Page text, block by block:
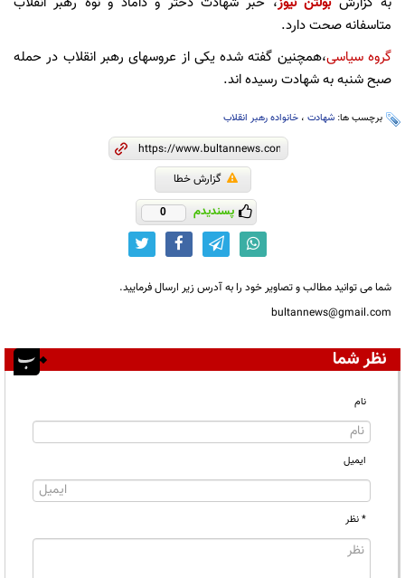
متاسفانه صحت دارد.
گروه سیاسی،همچنین گفته شده یکی از عروسهای رهبر انقلاب در حمله
صبح شنبه به شهادت رسیده اند.
برچسب ها: شهادت ، خانواده رهبر انقلاب
گزارش خطا
پسندیدم 0
شما می توانید مطالب و تصاویر خود را به آدرس زیر ارسال فرمایید.
bultannews@gmail.com
نظر شما
نام
ایمیل
* نظر